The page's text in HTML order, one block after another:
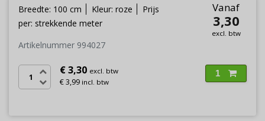
Breedte: 100 cm Kleur: roze
Prijs
per: strekkende meter
Vanaf
3,30
excl. btw
Artikelnummer 994027
€ 3,30 excl. btw
€ 3,99 incl. btw
1